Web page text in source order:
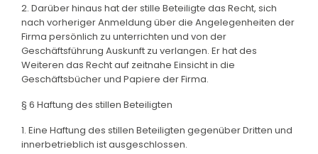
2. Darüber hinaus hat der stille Beteiligte das Recht, sich
nach vorheriger Anmeldung über die Angelegenheiten der
Firma persönlich zu unterrichten und von der
Geschäftsführung Auskunft zu verlangen. Er hat des
Weiteren das Recht auf zeitnahe Einsicht in die
Geschäftsbücher und Papiere der Firma.
§ 6 Haftung des stillen Beteiligten
1. Eine Haftung des stillen Beteiligten gegenüber Dritten und
innerbetrieblich ist ausgeschlossen.